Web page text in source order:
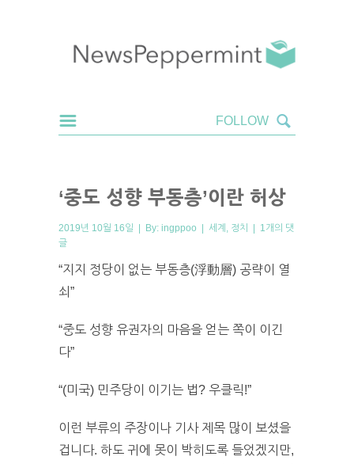
‘중도 성향 부동층’이란 허상
2019년 10월 16일 | By: ingppoo | 세계 정치 | 1개의 댓
글
“지지 정당이 없는 부동층(浮動層) 공략이 열
쇠”
“중도 성향 유권자의 마음을 얻는 쪽이 이긴
다”
“(미국) 민주당이 이기는 법? 우클릭!”
이런 부류의 주장이나 기사 제목 많이 보셨을
겁니다. 하도 귀에 못이 박히도록 들었겠지만,